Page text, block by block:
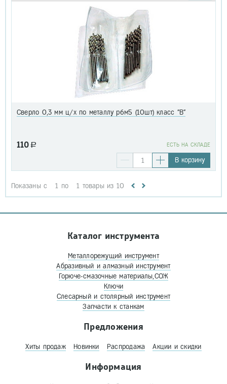
Сверло 0,3 мм ц/х по металлу р6м5 (10шт) класс "В"
110 a EСТЬ НА СКЛАДЕ
В корзину
Показаны с 1 по 1 товары из 10
Каталог инструмента
Металлорежущий инструмент
Абразивный и алмазный инструмент
Горюче-смазочные материалы,СОЖ
Ключи
Слесарный и столярный инструмент
Запчасти к станкам
Предложения
Хиты продаж Новинки Распродажа Акции и скидки
Информация